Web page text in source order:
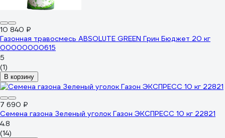
10 840 ₽
Газонная травосмесь ABSOLUTE GREEN Грин Бюджет 20 кг
00000000615
5
(1)
В корзину
7 690 ₽
Семена газона Зеленый уголок Газон ЭКСПРЕСС 10 кг 22821
4.8
(14)